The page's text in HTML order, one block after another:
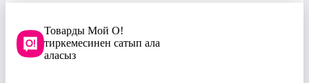
Товарды Мой О!
тиркемесинен сатып ала
аласыз